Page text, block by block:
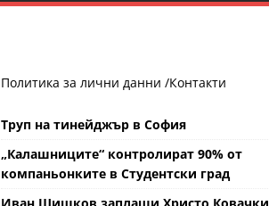
Политика за лични данни /Контакти
Труп на тинейджър в София
„Калашниците“ контролират 90% от
компаньонките в Студентски град